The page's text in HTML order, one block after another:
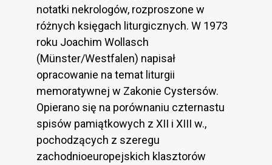
notatki nekrologów, rozproszone w
różnych księgach liturgicznych. W 1973
roku Joachim Wollasch
(Münster/Westfalen) napisał
opracowanie na temat liturgii
memoratywnej w Zakonie Cystersów.
Opierano się na porównaniu czternastu
spisów pamiątkowych z XII i XIII w.,
pochodzących z szeregu
zachodnioeuropejskich klasztorów